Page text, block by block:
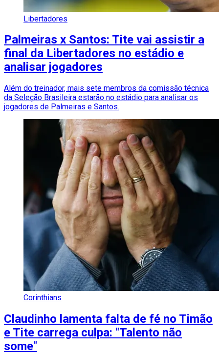
Libertadores
Palmeiras x Santos: Tite vai assistir a
final da Libertadores no estádio e
analisar jogadores
Além do treinador, mais sete membros da comissão técnica
da Seleção Brasileira estarão no estádio para analisar os
jogadores de Palmeiras e Santos.
Corinthians
Claudinho lamenta falta de fé no Timão
e Tite carrega culpa: "Talento não
some"